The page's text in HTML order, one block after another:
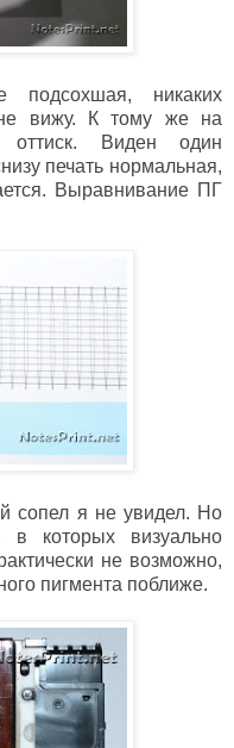
никаких
не вижу. К тому же на
оттиск. Виден один
печать нормальная,
Выравнивание ПГ
сопел я не увидел. Но
в которых визуально
не возможно,
пигмента поближе.